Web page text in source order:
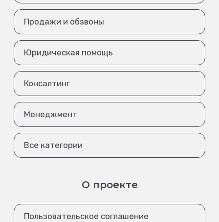
Продажи и обзвоны
Юридическая помощь
Консалтинг
Менеджмент
Все категории
О проекте
Пользовательское соглашение